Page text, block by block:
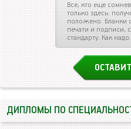
Все, кто еще
только здесь:
положено. Бланки
печати и подписи,
стандарту. Как
ДИПЛОМЫ ПО